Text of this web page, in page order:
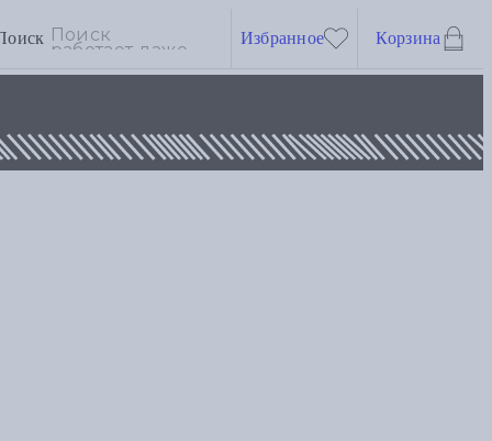
Избранное Корзина